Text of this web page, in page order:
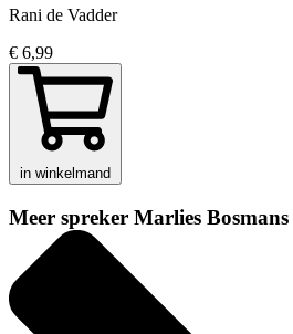
Rani de Vadder
€ 6,99
in winkelmand
Meer spreker Marlies Bosmans